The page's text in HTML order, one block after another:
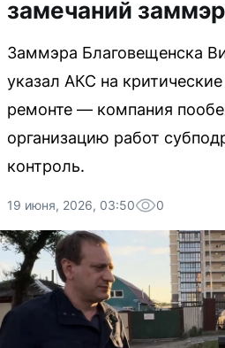
замечаний
Заммэра Благовещенска
указал АКС на
ремонте — компания
организацию работ
контроль.
19 июня, 2026, 03:50 0